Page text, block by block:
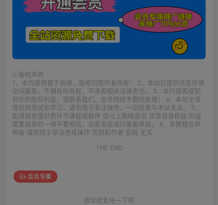
© 版权声明
1、本内容转载于网络，版权归原作者所有！ 2、本站仅提供信息存储
空间服务，不拥有所有权，不承担相关法律责任。 3、本内容若侵犯
到你的版权利益，请联系我们，会尽快给予删除处理！ 4、本站全资
源仅供测试和学习，请勿用于非法操作，一切后果与本站无关。 5、
如遇到充值付费环节课程或软件 请马上删除退出 涉及自身权益/利益
需要投资的一律不要相信，访客发现请向客服举报。 6、本教程仅供
揭秘 请勿用于非法违规操作 否则和作者 官网 无关
THE END
会员专属
喜欢就支持一下吧